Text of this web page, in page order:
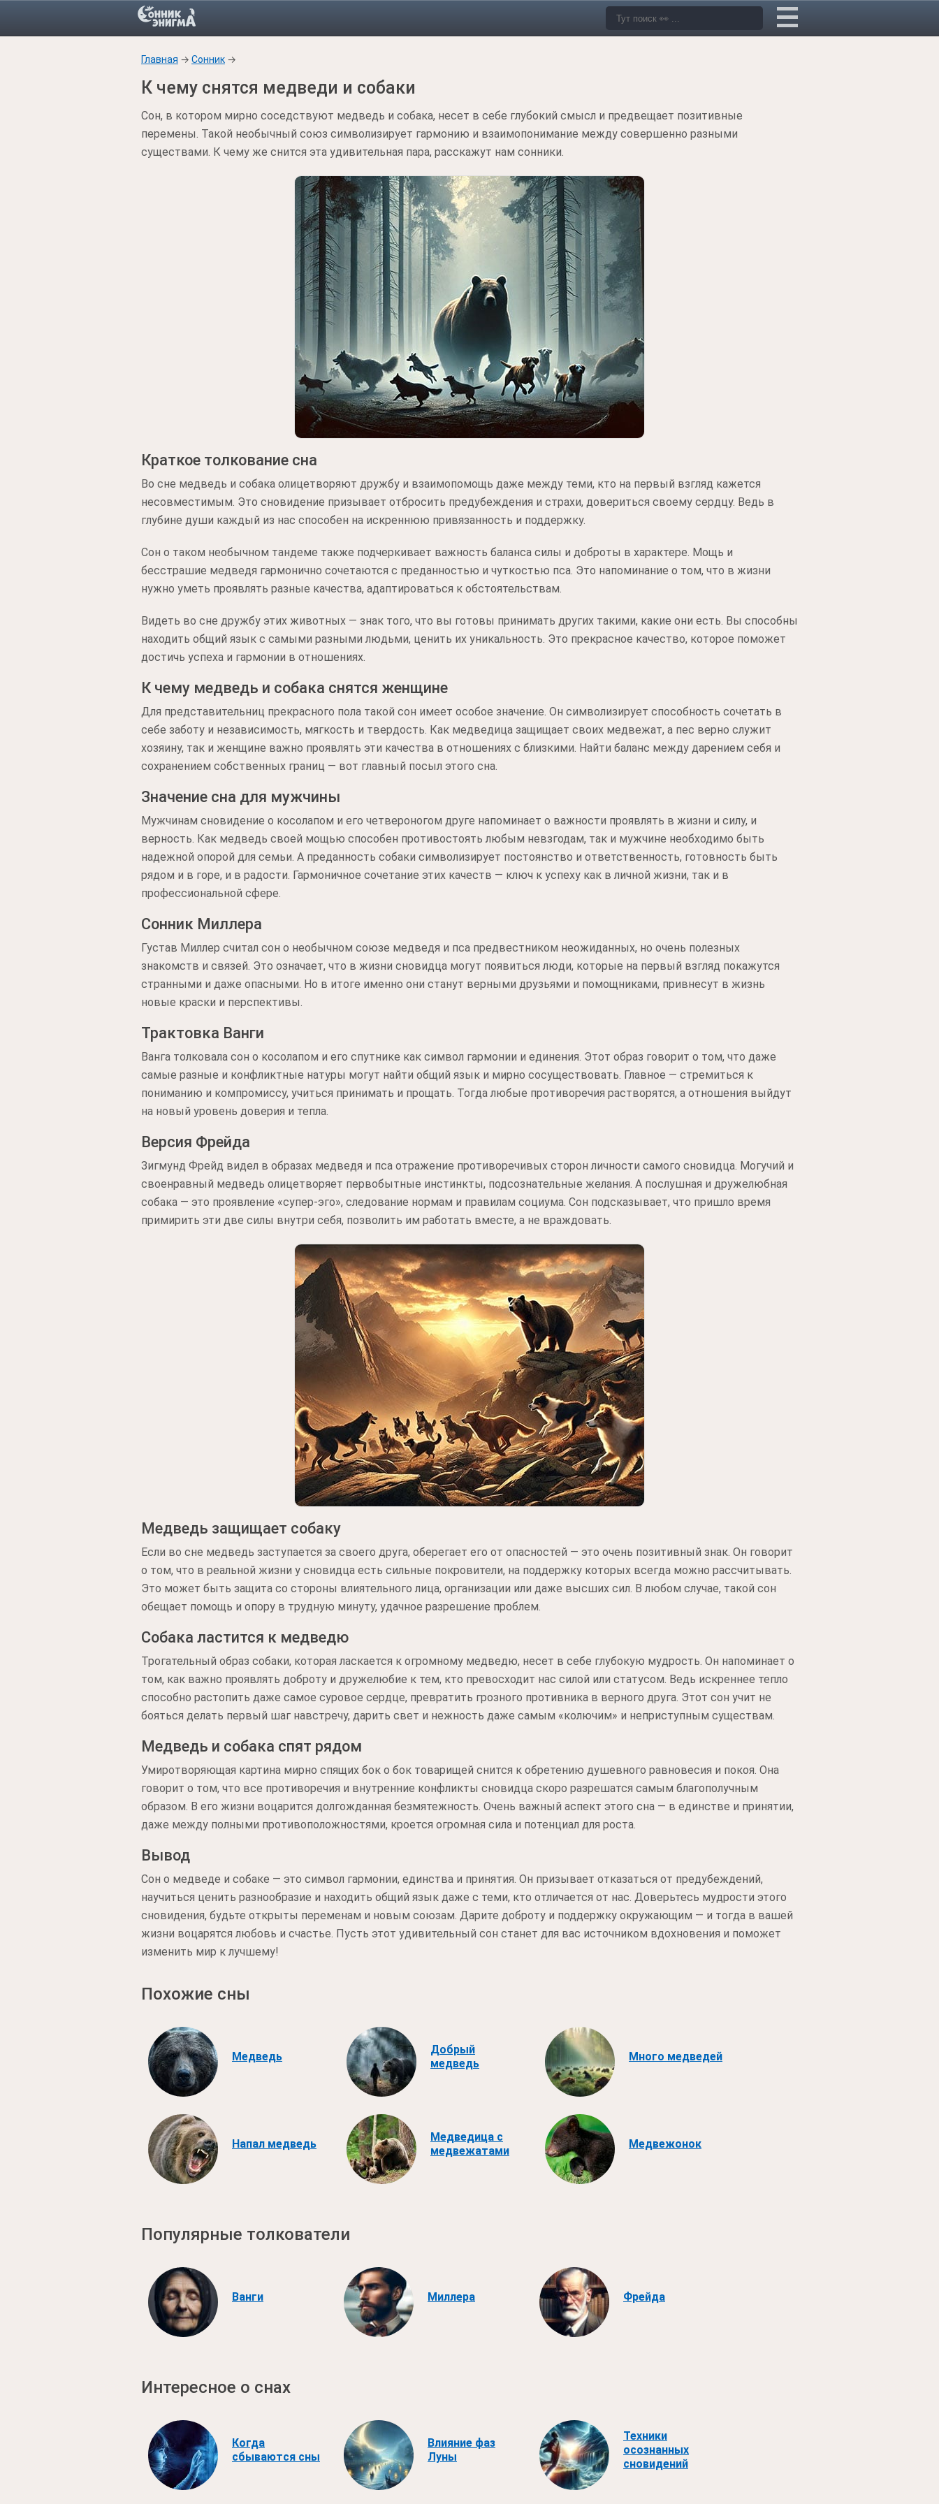
Главная → Сонник →
К чему снятся медведи и собаки
Сон, в котором мирно соседствуют медведь и собака, несет в себе глубокий смысл и предвещает позитивные
перемены. Такой необычный союз символизирует гармонию и взаимопонимание между совершенно разными
существами. К чему же снится эта удивительная пара, расскажут нам сонники.
Краткое толкование сна
Во сне медведь и собака олицетворяют дружбу и взаимопомощь даже между теми, кто на первый взгляд кажется
несовместимым. Это сновидение призывает отбросить предубеждения и страхи, довериться своему сердцу. Ведь в
глубине души каждый из нас способен на искреннюю привязанность и поддержку.
Сон о таком необычном тандеме также подчеркивает важность баланса силы и доброты в характере. Мощь и
бесстрашие медведя гармонично сочетаются с преданностью и чуткостью пса. Это напоминание о том, что в жизни
нужно уметь проявлять разные качества, адаптироваться к обстоятельствам.
Видеть во сне дружбу этих животных — знак того, что вы готовы принимать других такими, какие они есть. Вы способны
находить общий язык с самыми разными людьми, ценить их уникальность. Это прекрасное качество, которое поможет
достичь успеха и гармонии в отношениях.
К чему медведь и собака снятся женщине
Для представительниц прекрасного пола такой сон имеет особое значение. Он символизирует способность сочетать в
себе заботу и независимость, мягкость и твердость. Как медведица защищает своих медвежат, а пес верно служит
хозяину, так и женщине важно проявлять эти качества в отношениях с близкими. Найти баланс между дарением себя и
сохранением собственных границ — вот главный посыл этого сна.
Значение сна для мужчины
Мужчинам сновидение о косолапом и его четвероногом друге напоминает о важности проявлять в жизни и силу, и
верность. Как медведь своей мощью способен противостоять любым невзгодам, так и мужчине необходимо быть
надежной опорой для семьи. А преданность собаки символизирует постоянство и ответственность, готовность быть
рядом и в горе, и в радости. Гармоничное сочетание этих качеств — ключ к успеху как в личной жизни, так и в
профессиональной сфере.
Сонник Миллера
Густав Миллер считал сон о необычном союзе медведя и пса предвестником неожиданных, но очень полезных
знакомств и связей. Это означает, что в жизни сновидца могут появиться люди, которые на первый взгляд покажутся
странными и даже опасными. Но в итоге именно они станут верными друзьями и помощниками, привнесут в жизнь
новые краски и перспективы.
Трактовка Ванги
Ванга толковала сон о косолапом и его спутнике как символ гармонии и единения. Этот образ говорит о том, что даже
самые разные и конфликтные натуры могут найти общий язык и мирно сосуществовать. Главное — стремиться к
пониманию и компромиссу, учиться принимать и прощать. Тогда любые противоречия растворятся, а отношения выйдут
на новый уровень доверия и тепла.
Версия Фрейда
Зигмунд Фрейд видел в образах медведя и пса отражение противоречивых сторон личности самого сновидца. Могучий и
своенравный медведь олицетворяет первобытные инстинкты, подсознательные желания. А послушная и дружелюбная
собака — это проявление «супер-эго», следование нормам и правилам социума. Сон подсказывает, что пришло время
примирить эти две силы внутри себя, позволить им работать вместе, а не враждовать.
Медведь защищает собаку
Если во сне медведь заступается за своего друга, оберегает его от опасностей — это очень позитивный знак. Он говорит
о том, что в реальной жизни у сновидца есть сильные покровители, на поддержку которых всегда можно рассчитывать.
Это может быть защита со стороны влиятельного лица, организации или даже высших сил. В любом случае, такой сон
обещает помощь и опору в трудную минуту, удачное разрешение проблем.
Собака ластится к медведю
Трогательный образ собаки, которая ласкается к огромному медведю, несет в себе глубокую мудрость. Он напоминает о
том, как важно проявлять доброту и дружелюбие к тем, кто превосходит нас силой или статусом. Ведь искреннее тепло
способно растопить даже самое суровое сердце, превратить грозного противника в верного друга. Этот сон учит не
бояться делать первый шаг навстречу, дарить свет и нежность даже самым «колючим» и неприступным существам.
Медведь и собака спят рядом
Умиротворяющая картина мирно спящих бок о бок товарищей снится к обретению душевного равновесия и покоя. Она
говорит о том, что все противоречия и внутренние конфликты сновидца скоро разрешатся самым благополучным
образом. В его жизни воцарится долгожданная безмятежность. Очень важный аспект этого сна — в единстве и принятии,
даже между полными противоположностями, кроется огромная сила и потенциал для роста.
Вывод
Сон о медведе и собаке — это символ гармонии, единства и принятия. Он призывает отказаться от предубеждений,
научиться ценить разнообразие и находить общий язык даже с теми, кто отличается от нас. Доверьтесь мудрости этого
сновидения, будьте открыты переменам и новым союзам. Дарите доброту и поддержку окружающим — и тогда в вашей
жизни воцарятся любовь и счастье. Пусть этот удивительный сон станет для вас источником вдохновения и поможет
изменить мир к лучшему!
Похожие сны
Медведь
Добрый
медведь
Много медведей
Напал медведь
Медведица с
медвежатами
Медвежонок
Популярные толкователи
Ванги Миллера Фрейда
Интересное о снах
Когда
сбываются сны
Влияние фаз
Луны
Техники
осознанных
сновидений